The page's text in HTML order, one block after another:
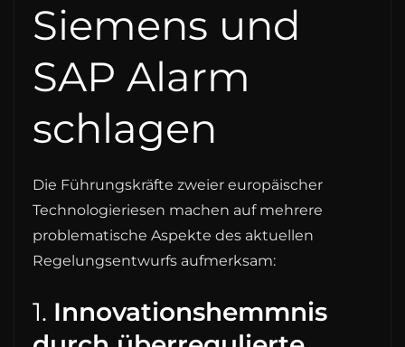
Siemens und
SAP Alarm
schlagen
Die Führungskräfte zweier europäischer
Technologieriesen machen auf mehrere
problematische Aspekte des aktuellen
Regelungsentwurfs aufmerksam:
1. Innovationshemmnis